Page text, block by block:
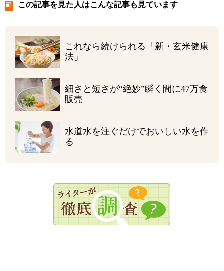
この記事を見た人はこんな記事も見ています
これなら続けられる 「新・玄米健康
法」
細さと短さが“絶妙”瞬く間に47万食
販売
水道水を注ぐだけでおいしい水を作
る